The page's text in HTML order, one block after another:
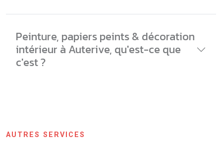
Peinture, papiers peints & décoration
intérieur à Auterive, qu'est-ce que
c'est ?
AUTRES SERVICES